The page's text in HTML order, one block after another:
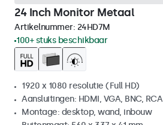
24 Inch Monitor Metaal
Artikelnummer: 24HD7M
100+ stuks beschikbaar
1920 x 1080 resolutie (Full HD)
Aansluitingen: HDMI, VGA, BNC, RCA
Montage: desktop, wand, inbouw